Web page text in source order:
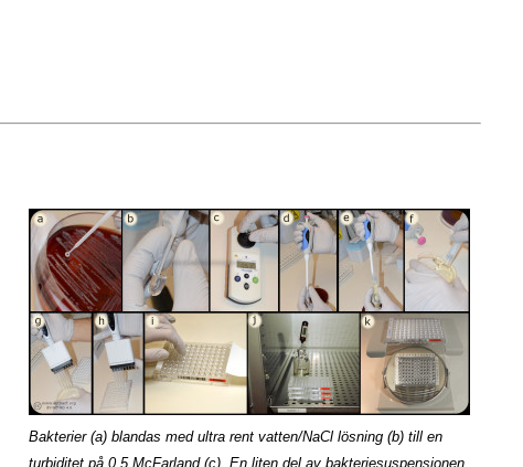
Bakterier (a) blandas med ultra rent vatten/NaCl lösning (b) till en
turbiditet på 0,5 McFarland (c). En liten del av bakteriesuspensionen